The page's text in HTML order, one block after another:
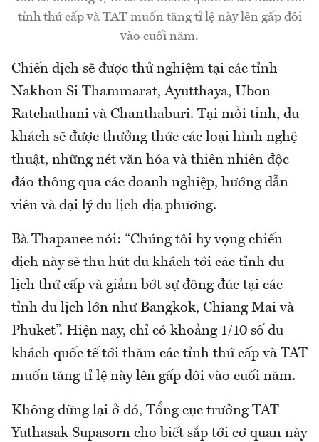
tỉnh thứ cấp và TAT muốn tăng tỉ lệ này lên gấp đôi
vào cuối năm.
Chiến dịch sẽ được thử nghiệm tại các tỉnh
Nakhon Si Thammarat, Ayutthaya, Ubon
Ratchathani và Chanthaburi. Tại mỗi tỉnh, du
khách sẽ được thưởng thức các loại hình nghệ
thuật, những nét văn hóa và thiên nhiên độc
đáo thông qua các doanh nghiệp, hướng dẫn
viên và đại lý du lịch địa phương.
Bà Thapanee nói: “Chúng tôi hy vọng chiến
dịch này sẽ thu hút du khách tới các tỉnh du
lịch thứ cấp và giảm bớt sự đông đúc tại các
tỉnh du lịch lớn như Bangkok, Chiang Mai và
Phuket”. Hiện nay, chỉ có khoảng 1/10 số du
khách quốc tế tới thăm các tỉnh thứ cấp và TAT
muốn tăng tỉ lệ này lên gấp đôi vào cuối năm.
Không dừng lại ở đó, Tổng cục trưởng TAT
Yuthasak Supasorn cho biết sắp tới cơ quan này